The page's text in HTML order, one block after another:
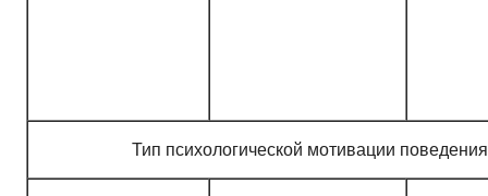
Тип психологической мотивации